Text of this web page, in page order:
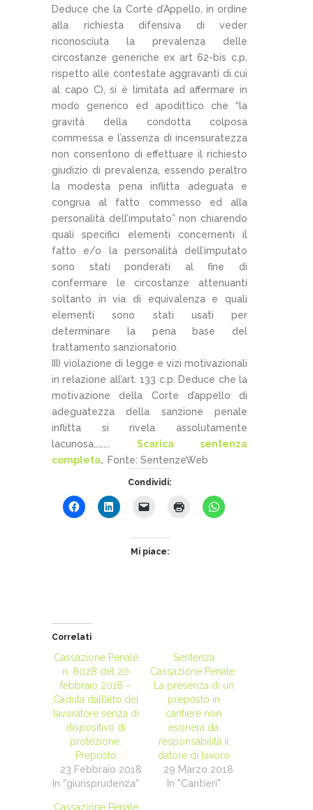
Deduce che la Corte d’Appello, in ordine
alla richiesta difensiva di veder
riconosciuta la prevalenza delle
circostanze generiche ex art 62-bis c.p.
rispetto alle contestate aggravanti di cui
al capo C), si è limitata ad affermare in
modo generico ed apodittico che “la
gravità della condotta colposa
commessa e l’assenza di incensuratezza
non consentono di effettuare il richiesto
giudizio di prevalenza, essendo peraltro
la modesta pena inflitta adeguata e
congrua al fatto commesso ed alla
personalità dell’imputato” non chiarendo
quali specifici elementi concernenti il
fatto e/o la personalità dell’imputato
sono stati ponderati al fine di
confermare le circostanze attenuanti
soltanto in via di equivalenza e quali
elementi sono stati usati per
determinare la pena base del
trattamento sanzionatorio.
III) violazione di legge e vizi motivazionali
in relazione all’art. 133 c.p. Deduce che la
motivazione della Corte d’appello di
adeguatezza della sanzione penale
inflitta si rivela assolutamente
lacunosa………. Scarica sentenza
completa. Fonte: SentenzeWeb
Condividi:
Mi piace:
Correlati
Cassazione Penale
n. 8028 del 20
febbraio 2018 –
Caduta dall’alto del
lavoratore senza di
dispositivo di
protezione.
Preposto
23 Febbraio 2018
In "giurisprudenza"
Sentenza
Cassazione Penale.
La presenza di un
preposto in
cantiere non
esonera da
responsabilità il
datore di lavoro
29 Marzo 2018
In "Cantieri"
Cassazione Penale